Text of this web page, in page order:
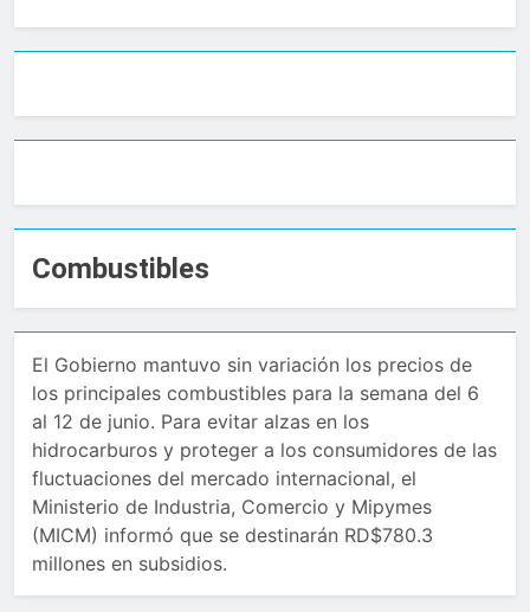
Combustibles
El Gobierno mantuvo sin variación los precios de
los principales combustibles para la semana del 6
al 12 de junio. Para evitar alzas en los
hidrocarburos y proteger a los consumidores de las
fluctuaciones del mercado internacional, el
Ministerio de Industria, Comercio y Mipymes
(MICM) informó que se destinarán RD$780.3
millones en subsidios.